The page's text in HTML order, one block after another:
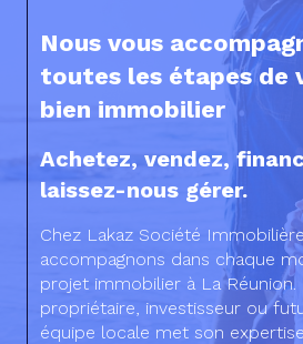
Nous vous
toutes les étapes de
bien immobilier
Achetez, vendez,
laissez-nous gérer.
Chez Lakaz Société
accompagnons dans chaque
projet immobilier à La Réunion.
propriétaire, investisseur ou
équipe locale met son